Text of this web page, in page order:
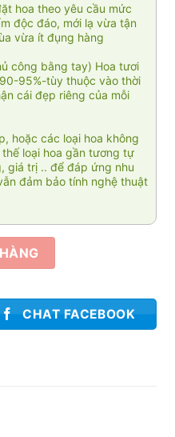
hoa theo yêu cầu mức
độc đáo, mới lạ vừa tận
vừa ít đụng hàng
công bằng tay) Hoa tươi
95%-tùy thuộc vào thời
cái đẹp riêng của mỗi
hoặc các loại hoa không
loại hoa gần tương tự
giá trị .. để đáp ứng nhu
đảm bảo tính nghệ thuật
CHAT FACEBOOK